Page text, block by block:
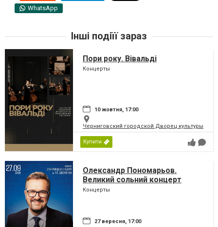
WhatsApp
Інші подіїї зараз
Пори року. Вівальді
Концерты
10 жовтня, 17:00
Черниговский городской Дворец культуры
Купити
Олександр Пономарьов.
Великий сольний концерт
Концерты
27 вересня, 17:00